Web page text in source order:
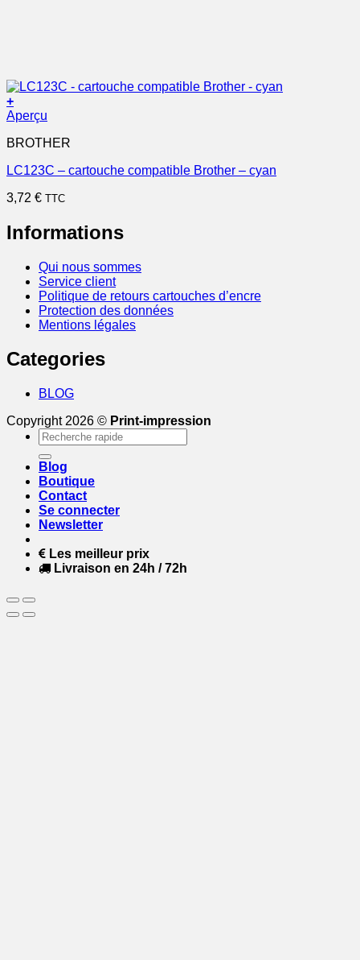
+
Aperçu
BROTHER
LC123C – cartouche compatible Brother – cyan
3,72 € TTC
Informations
Qui nous sommes
Service client
Politique de retours cartouches d’encre
Protection des données
Mentions légales
Categories
BLOG
Copyright 2026 © Print-impression
Recherche
pour :
Blog
Boutique
Contact
Se connecter
Newsletter
Les meilleur prix
Livraison en 24h / 72h